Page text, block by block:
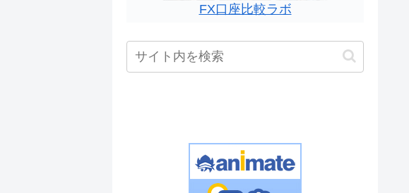
FX口座比較ラボ